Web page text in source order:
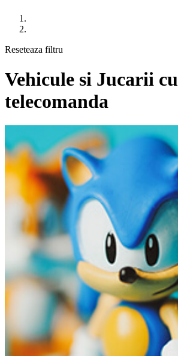
Reseteaza filtru
Vehicule si Jucarii cu
telecomanda